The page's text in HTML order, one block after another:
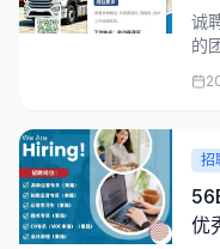
诚
的
招
优